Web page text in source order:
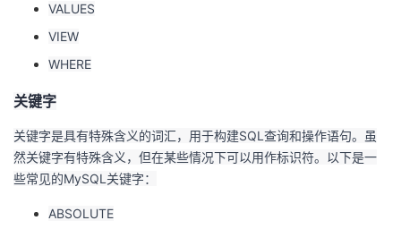
VALUES
VIEW
WHERE
关键字
关键字是具有特殊含义的词汇，用于构建SQL查询和操作语句。虽
然关键字有特殊含义，但在某些情况下可以用作标识符。以下是一
些常见的MySQL关键字：
ABSOLUTE